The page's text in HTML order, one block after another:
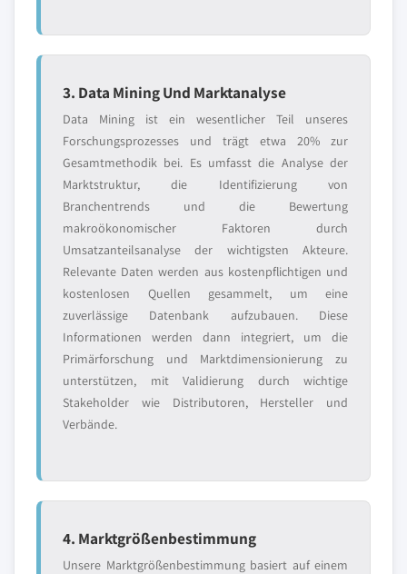
3. Data Mining Und Marktanalyse
Data Mining ist ein wesentlicher Teil unseres
Forschungsprozesses und trägt etwa 20% zur
Gesamtmethodik bei. Es umfasst die Analyse der
Marktstruktur, die Identifizierung von
Branchentrends und die Bewertung
makroökonomischer Faktoren durch
Umsatzanteilsanalyse der wichtigsten Akteure.
Relevante Daten werden aus kostenpflichtigen und
kostenlosen Quellen gesammelt, um eine
zuverlässige Datenbank aufzubauen. Diese
Informationen werden dann integriert, um die
Primärforschung und Marktdimensionierung zu
unterstützen, mit Validierung durch wichtige
Stakeholder wie Distributoren, Hersteller und
Verbände.
4. Marktgrößenbestimmung
Unsere Marktgrößenbestimmung basiert auf einem